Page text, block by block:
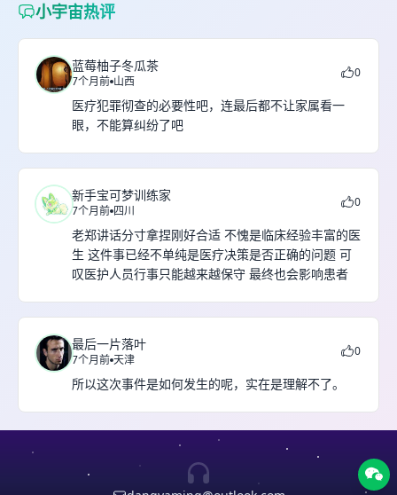
小宇宙热评
蓝莓柚子冬瓜茶
7个月前 山西
0
医疗犯罪彻查的必要性吧，连最后都不让家属看一
眼，不能算纠纷了吧
新手宝可梦训练家
7个月前 四川
0
老郑讲话分寸拿捏刚好合适 不愧是临床经验丰富的医
生 这件事已经不单纯是医疗决策是否正确的问题 可
叹医护人员行事只能越来越保守 最终也会影响患者
最后一片落叶
7个月前 天津
0
所以这次事件是如何发生的呢，实在是理解不了。